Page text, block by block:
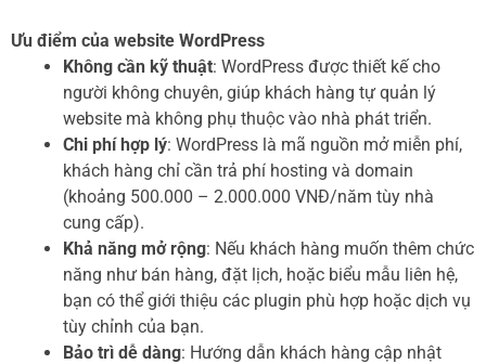
Ưu điểm của website WordPress
Không cần kỹ thuật: WordPress được thiết kế cho
người không chuyên, giúp khách hàng tự quản lý
website mà không phụ thuộc vào nhà phát triển.
Chi phí hợp lý: WordPress là mã nguồn mở miễn phí,
khách hàng chỉ cần trả phí hosting và domain
(khoảng 500.000 – 2.000.000 VNĐ/năm tùy nhà
cung cấp).
Khả năng mở rộng: Nếu khách hàng muốn thêm chức
năng như bán hàng, đặt lịch, hoặc biểu mẫu liên hệ,
bạn có thể giới thiệu các plugin phù hợp hoặc dịch vụ
tùy chỉnh của bạn.
Bảo trì dễ dàng: Hướng dẫn khách hàng cập nhật